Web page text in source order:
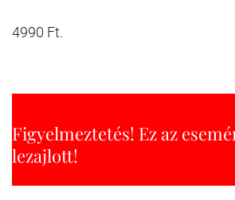
4990 Ft.
Figyelmeztetés! Ez az
lezajlott!